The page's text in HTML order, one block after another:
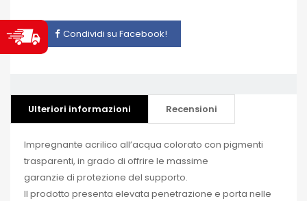
Condividi su Facebook!
Ulteriori informazioni Recensioni
Impregnante acrilico all’acqua colorato con pigmenti
trasparenti, in grado di offrire le massime
garanzie di protezione del supporto.
Il prodotto presenta elevata penetrazione e porta nelle